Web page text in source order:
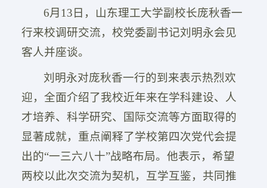
6月13日，山东理工大学副校长庞秋香一
行来校调研交流，校党委副书记刘明永会见
客人并座谈。
刘明永对庞秋香一行的到来表示热烈欢
迎，全面介绍了我校近年来在学科建设、人
才培养、科学研究、国际交流等方面取得的
显著成就，重点阐释了学校第四次党代会提
出的“一三六八十”战略布局。他表示，希望
两校以此次交流为契机，互学互鉴，共同推